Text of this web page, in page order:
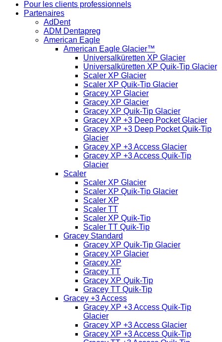
Pour les clients professionnels
Partenaires
AdDent
ADM Dentapreg
American Eagle
American Eagle Glacier™
Universalküretten XP Glacier
Universalküretten XP Quik-Tip Glacier
Scaler XP Glacier
Scaler XP Quik-Tip Glacier
Gracey XP Glacier
Gracey XP Glacier
Gracey XP Quik-Tip Glacier
Gracey XP +3 Deep Pocket Glacier
Gracey XP +3 Deep Pocket Quik-Tip
Glacier
Gracey XP +3 Access Glacier
Gracey XP +3 Access Quik-Tip
Glacier
Scaler
Scaler XP Glacier
Scaler XP Quik-Tip Glacier
Scaler XP
Scaler TT
Scaler XP Quik-Tip
Scaler TT Quik-Tip
Gracey Standard
Gracey XP Quik-Tip Glacier
Gracey XP Glacier
Gracey XP
Gracey TT
Gracey XP Quik-Tip
Gracey TT Quik-Tip
Gracey +3 Access
Gracey XP +3 Access Quik-Tip
Glacier
Gracey XP +3 Access Glacier
Gracey XP +3 Access Quik-Tip